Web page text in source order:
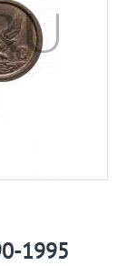
1995